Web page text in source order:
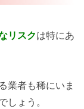
リスクは特にあ
業者も稀にいま
しょう。